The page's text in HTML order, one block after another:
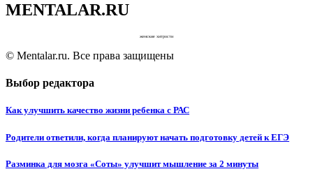
MENTALAR.RU
женские хитрости
© Mentalar.ru. Все права защищены
Выбор редактора
Как улучшить качество жизни ребенка с РАС
Родители ответили, когда планируют начать подготовку детей к ЕГЭ
Разминка для мозга «Соты» улучшит мышление за 2 минуты